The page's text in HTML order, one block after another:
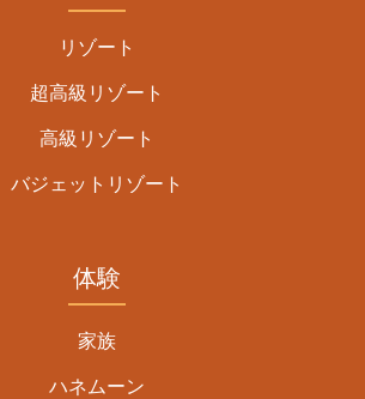
リゾート
超高級リゾート
高級リゾート
バジェットリゾート
体験
家族
ハネムーン